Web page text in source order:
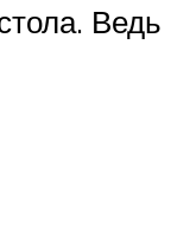
Ведь